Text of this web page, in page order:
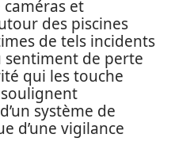
et
des piscines
de tels incidents
de perte
qui les touche
système de
d’une vigilance